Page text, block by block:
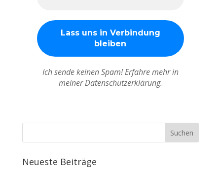
Ich sende keinen Spam! Erfahre mehr in
meiner Datenschutzerklärung.
Neueste Beiträge